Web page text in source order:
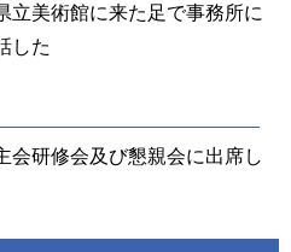
立美術館に来た足で事務所に
した
会研修会及び懇親会に出席し